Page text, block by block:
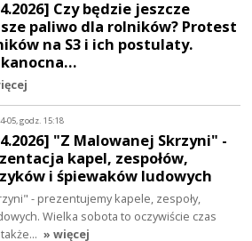
Czy będzie jeszcze
paliwo dla rolników? Protest
na S3 i ich postulaty.
05, godz. 15:18
"Z Malowanej Skrzyni" -
kapel, zespołów,
i śpiewaków ludowych
- prezentujemy kapele, zespoły,
Wielka sobota to oczywiście czas
» więcej